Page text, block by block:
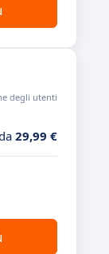
degli utenti
29,99 €